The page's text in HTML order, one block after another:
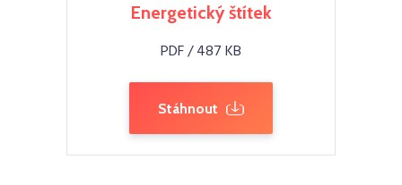
Energetický štítek
PDF / 487 KB
Stáhnout